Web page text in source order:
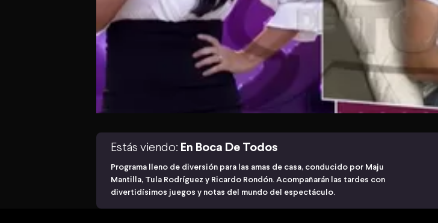
Estás viendo: En Boca De Todos
Programa lleno de diversión para las amas de casa, conducido por Maju
Mantilla, Tula Rodríguez y Ricardo Rondón. Acompañarán las tardes con
divertidísimos juegos y notas del mundo del espectáculo.